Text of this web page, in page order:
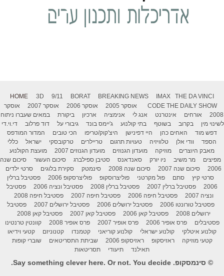
HOME 3D 9/11 BORAT BREAKING NEWS IMAX
THE DA VINCI
CODE THE DAILY SHOW אוסקר 2005 אוסקר 2006 אוסקר 2007
אוסקר
2008
אורחים אינטרנט אנג לי אנימציה ארכיון ביקורת
במאים שעברו ניתוח
לשינוי מין
בקרוב בשוטף בתי קולנוע ג'יימס בונד גיבורי על דוד פרלוב
די.וי.די
דפש מוד
האחים כהן היי דפינישן היצ'קוק/טריפו הכי טובים
המדור המודפס
הספד
וודי אלן טלוויזיה טעויות תרגום טריילרים טרקובסקי ישראל
כללי
מאבק היוצרים
מוזיקה מועדון הגנוזים מועדון הגנוזים 2007
מועצת הקולנוע
מפיצים
מר משיב ניו יורק סאנדאנס סטיבן ספילברג סיכום העשור
סיכום שנה
2006
סיכום שנה 2007 סיכום שנה 2008 סינמטק סקירת בלוגים
סרטי ילדים
סרטי קיץ
סתם פול מקרטני פוליצרוסקופ פוליצרסקופ 2006
פסטיבל ברלין
2006
פסטיבל ברלין 2007 פסטיבל ברלין 2008 פסטיבל ונציה 2006
פסטיבל
ונציה 2007
פסטיבל חיפה 2006 פסטיבל חיפה 2007
פסטיבל חיפה 2008
פסטיבל טורונטו 2006
פסטיבל ירושלים 2006 פסטיבל ירושלים 2007
פסטיבל
ירושלים 2008
פסטיבל קאן 2006 פסטיבל קאן 2007
פסטיבל קאן 2008
פסטיבלים
פרס אופיר 2006 פרס אופיר 2007 פרס אופיר 2008
קוונטין טרנטינו
קולנוע איטלקי
קולנוע ישראלי קולנוע קוריאני קטמנדו קטנוניזם
קטעי וידיאו
קטעי מוזיקה
ראזיסקופ ראזיסקופ 2006 שביתת התסריטאים
שוברי קופות
תאילנד
תיעודי תסריטאות
© סינמסקופ. Say something clever here. Or not. You decide.